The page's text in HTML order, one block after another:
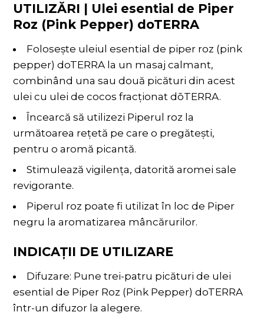
UTILIZĂRI | Ulei esential de Piper
Roz (Pink Pepper) doTERRA
Folosește uleiul esential de piper roz (pink
pepper) doTERRA la un masaj calmant,
combinând una sau două picături din acest
ulei cu ulei de cocos fracționat dōTERRA.
Încearcă să utilizezi Piperul roz la
următoarea rețetă pe care o pregătești,
pentru o aromă picantă.
Stimulează vigilența, datorită aromei sale
revigorante.
Piperul roz poate fi utilizat în loc de Piper
negru la aromatizarea mâncărurilor.
INDICAŢII DE UTILIZARE
Difuzare: Pune trei-patru picături de ulei
esential de Piper Roz (Pink Pepper) doTERRA
într-un difuzor la alegere.